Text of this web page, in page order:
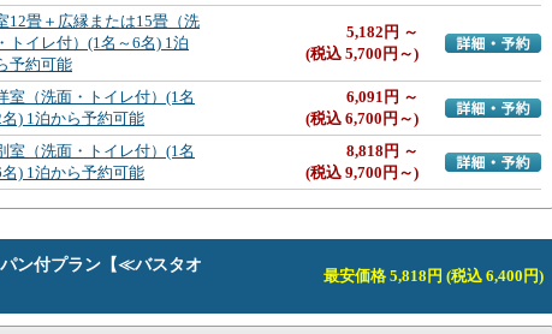
12畳＋広縁または15畳（洗
トイレ付）(1名～6名) 1泊
予約可能
5,182円 ～
(税込 5,700円～)
詳細・予約へ
室（洗面・トイレ付）(1名
名) 1泊から予約可能
6,091円 ～
(税込 6,700円～)
詳細・予約へ
室（洗面・トイレ付）(1名
名) 1泊から予約可能
8,818円 ～
(税込 9,700円～)
詳細・予約へ
ン付プラン【≪バスタオ
最安価格 5,818円 (税込 6,400円)